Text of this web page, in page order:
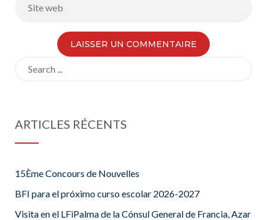
ARTICLES RÉCENTS
15Ème Concours de Nouvelles
BFI para el próximo curso escolar 2026-2027
Visita en el LFiPalma de la Cónsul General de Francia, Azar